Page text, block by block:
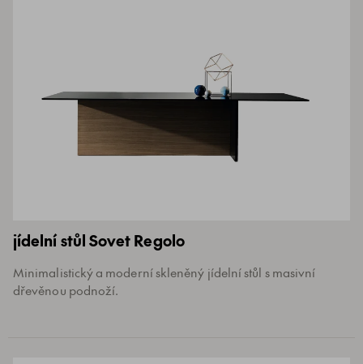
jídelní stůl Sovet Regolo
Minimalistický a moderní skleněný jídelní stůl s masivní
dřevěnou podnoží.